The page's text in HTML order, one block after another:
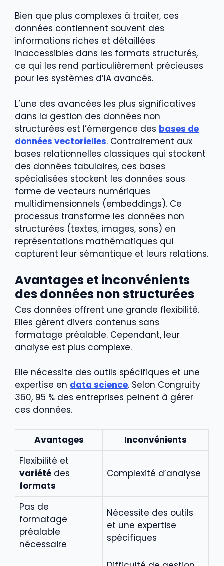
Bien que plus complexes à traiter, ces
données contiennent souvent des
informations riches et détaillées
inaccessibles dans les formats structurés,
ce qui les rend particulièrement précieuses
pour les systèmes d’IA avancés.
L’une des avancées les plus significatives
dans la gestion des données non
structurées est l’émergence des bases de
données vectorielles. Contrairement aux
bases relationnelles classiques qui stockent
des données tabulaires, ces bases
spécialisées stockent les données sous
forme de vecteurs numériques
multidimensionnels (embeddings). Ce
processus transforme les données non
structurées (textes, images, sons) en
représentations mathématiques qui
capturent leur sémantique et leurs relations.
Avantages et inconvénients
des données non structurées
Ces données offrent une grande flexibilité.
Elles gèrent divers contenus sans
formatage préalable. Cependant, leur
analyse est plus complexe.
Elle nécessite des outils spécifiques et une
expertise en data science. Selon Congruity
360, 95 % des entreprises peinent à gérer
ces données.
Avantages
Inconvénients
Flexibilité et
variété des
formats
Complexité d’analyse
Pas de
formatage
préalable
nécessaire
Nécessite des outils
et une expertise
spécifiques